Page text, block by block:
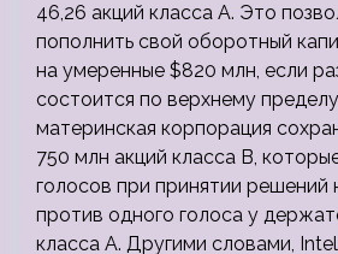
46,26 акций класса A. Это
пополнить свой оборотный
на умеренные $820 млн, если
состоится по верхнему
материнская корпорация
750 млн акций класса B,
голосов при принятии
против одного голоса у
класса A. Другими словами,